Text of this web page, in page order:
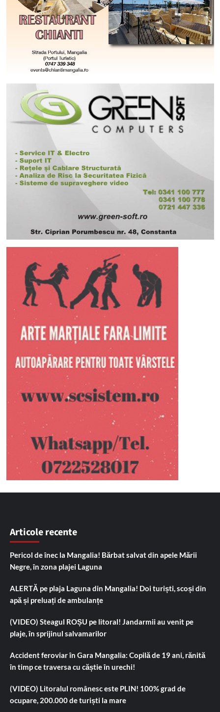
Articole recente
Pericol de înec la Mangalia! Bărbat salvat din apele Mării
Negre, în zona plajei Laguna
ALERTĂ pe plaja Laguna din Mangalia! Doi turiști, scoși din
apă și preluați de ambulanțe
(VIDEO) Steagul ROȘU pe litoral! Jandarmii au venit pe
plaje, în sprijinul salvamarilor
Accident feroviar în Gara Mangalia: Copilă de 19 ani, rănită
în timp ce traversa cu căștie în urechi!
(VIDEO) Litoralul românesc este PLIN! 100% grad de
ocupare, 200.000 de turiști la mare